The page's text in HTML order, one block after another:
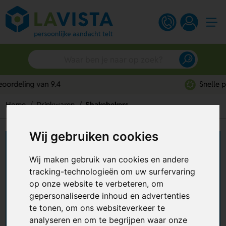
Wij gebruiken cookies
Wij maken gebruik van cookies en andere
tracking-technologieën om uw surfervaring
op onze website te verbeteren, om
gepersonaliseerde inhoud en advertenties
te tonen, om ons websiteverkeer te
analyseren en om te begrijpen waar onze
Home Drinkwaren Shakebekers
Wil je jouw merk op een sportieve manier
promoten? Bestel shakebekers met logo vanaf €
1,83 per stuk. Perfect voor het mixen en drinken
van proteïne-, eiwitshakes of sportdranken. Laat
de shakebekers bedrukken met je logo, naam of
eigen ontwerp, bijvoorbeeld op de zijkant,
+ Lees meer